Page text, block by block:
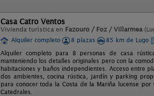
Casa Catro Ventos
Vivienda turística en Fazouro / Foz / Villarmea
Alquiler completo
8 plazas 85 km de Lugo
Alquiler completo para 8 personas de casa
manteniendo los detalles originales pero con la
habitaciones y baños independientes. Acceso entre
dos ambientes, cocina rústica, jardín y parking
para conocer toda la Costa de la Mariña lucense
Catedrales.